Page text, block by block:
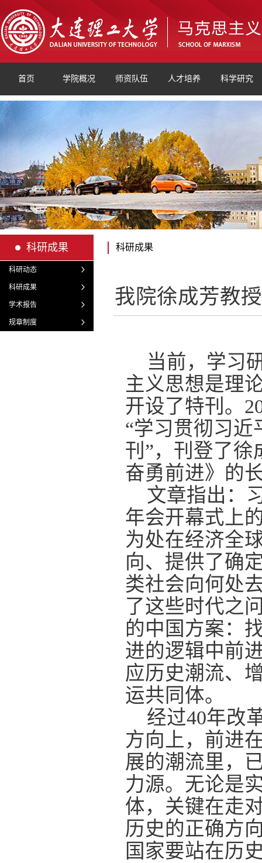
首页 学院概况 师资队伍 人才培养 科学研究
科研成果
科研动态
科研成果
学术报告
规章制度
科研成果
我院徐成芳教
当前，学习
主义思想是理
开设了特刊。
“学习贯彻习
刊”，刊登了
奋勇前进》的
文章指出：
年会开幕式上
为处在经济全
向、提供了确
类社会向何处
了这些时代之
的中国方案：
进的逻辑中前
应历史潮流、
运共同体。
经过40年改
方向上，前进
展的潮流里，
力源。无论是
体，关键在走
历史的正确方
国家要站在历